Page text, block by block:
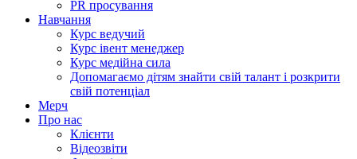
PR просування
Навчання
Курс ведучий
Курс івент менеджер
Курс медійна сила
Допомагаємо дітям знайти свій талант і розкрити
свій потенціал
Мерч
Про нас
Клієнти
Відеозвіти